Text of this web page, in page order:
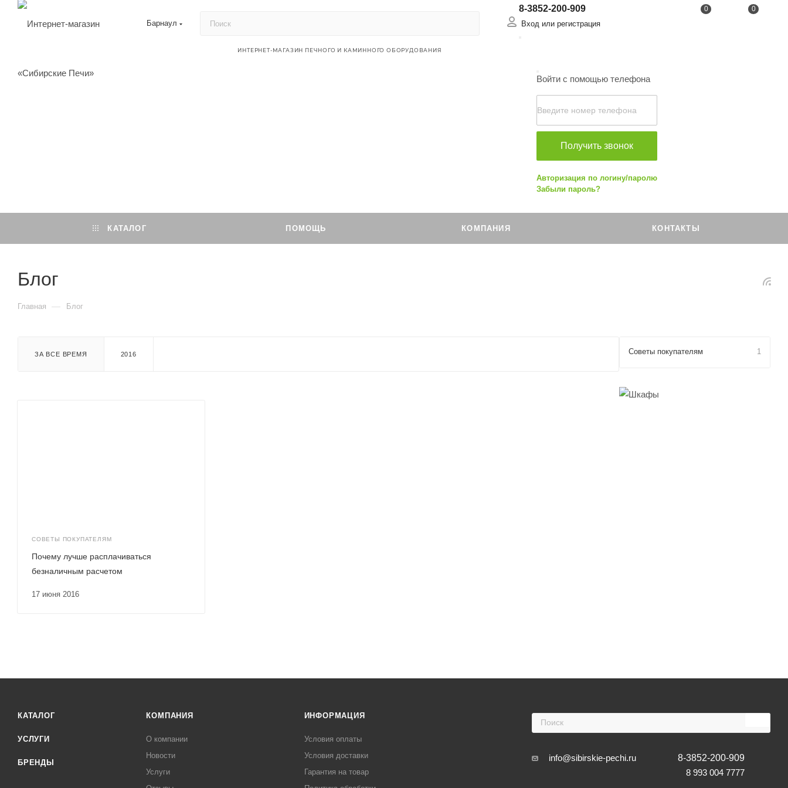
Барнаул
ИНТЕРНЕТ-МАГАЗИН ПЕЧНОГО И КАМИННОГО ОБОРУДОВАНИЯ
0 0
8-3852-200-909
Вход или регистрация
Войти с помощью телефона
Получить звонок
Авторизация по логину/паролю
Забыли пароль?
КАТАЛОГ ПОМОЩЬ КОМПАНИЯ КОНТАКТЫ
Блог
Главная — Блог
ЗА ВСЕ ВРЕМЯ 2016
СОВЕТЫ ПОКУПАТЕЛЯМ
17 июня 2016
Почему лучше расплачиваться
безналичным расчетом
Советы покупателям 1
КАТАЛОГ
УСЛУГИ
БРЕНДЫ
КОМПАНИЯ
О компании
Новости
Услуги
ИНФОРМАЦИЯ
Условия оплаты
Условия доставки
Гарантия на товар
info@sibirskie-pechi.ru
8-3852-200-909
8 993 004 7777